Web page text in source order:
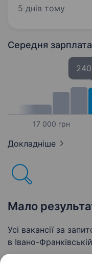
ще одного
5 днів тому
Середня
17 000 грн
Докладніше
Мало
Усі вакансії за
в Івано-